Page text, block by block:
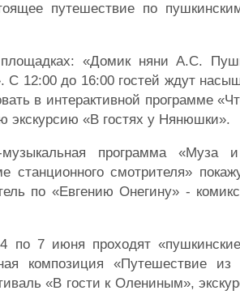
путешествие по
«Домик няни А.С.
12:00 до 16:00 гостей ждут
в интерактивной программе
экскурсию «В гостях у Нянюшки».
программа «Муза
смотрителя»
по «Евгению Онегину» -
по 7 июня проходят
композиция «Путешествие из
«В гости к Олениным»,